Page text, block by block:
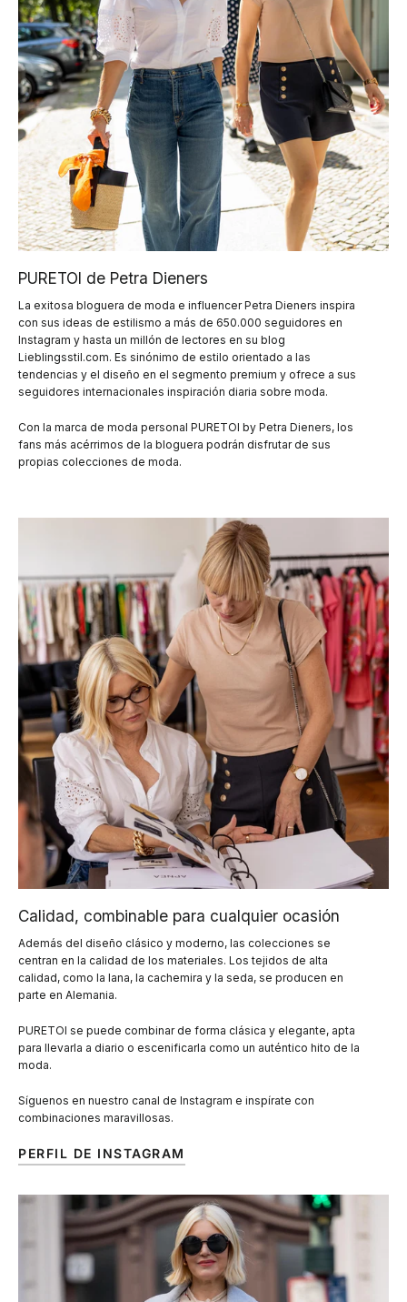
PURETOI de Petra Dieners
La exitosa bloguera de moda e influencer Petra Dieners inspira
con sus ideas de estilismo a más de 650.000 seguidores en
Instagram y hasta un millón de lectores en su blog
Lieblingsstil.com. Es sinónimo de estilo orientado a las
tendencias y el diseño en el segmento premium y ofrece a sus
seguidores internacionales inspiración diaria sobre moda.
Con la marca de moda personal PURETOI by Petra Dieners, los
fans más acérrimos de la bloguera podrán disfrutar de sus
propias colecciones de moda.
Calidad, combinable para cualquier ocasión
Además del diseño clásico y moderno, las colecciones se
centran en la calidad de los materiales. Los tejidos de alta
calidad, como la lana, la cachemira y la seda, se producen en
parte en Alemania.
PURETOI se puede combinar de forma clásica y elegante, apta
para llevarla a diario o escenificarla como un auténtico hito de la
moda.
Síguenos en nuestro canal de Instagram e inspírate con
combinaciones maravillosas.
PERFIL DE INSTAGRAM